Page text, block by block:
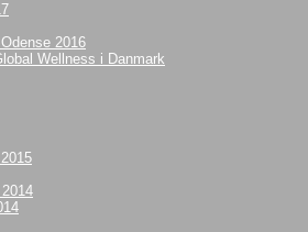
2016
Wellness i Danmark